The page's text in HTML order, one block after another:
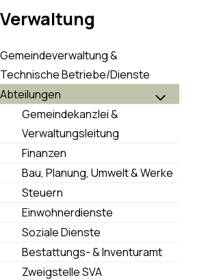
Verwaltung
Gemeindeverwaltung &
Technische Betriebe/Dienste
Abteilungen
Gemeindekanzlei &
Verwaltungsleitung
Finanzen
Bau, Planung, Umwelt & Werke
Steuern
Einwohnerdienste
Soziale Dienste
Bestattungs- & Inventuramt
Zweigstelle SVA